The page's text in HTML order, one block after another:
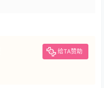
给TA赞助